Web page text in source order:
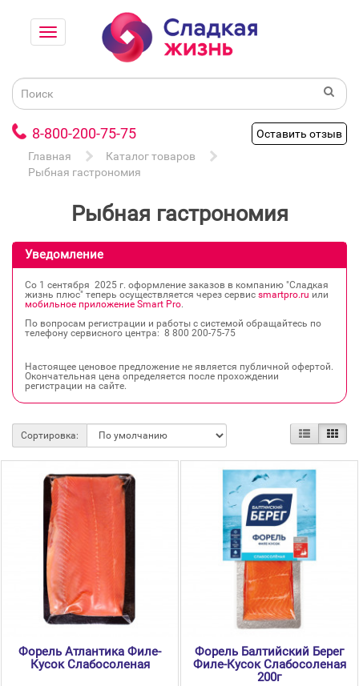
8-800-200-75-75
Оставить отзыв
Главная
Каталог товаров
Рыбная гастрономия
Рыбная гастрономия
Уведомление
Со 1 сентября 2025 г. оформление заказов в компанию "Сладкая
жизнь плюс" теперь осуществляется через сервис smartpro.ru или
мобильное приложение Smart Pro.
По вопросам регистрации и работы с системой обращайтесь по
телефону сервисного центра: 8 800 200‐75‐75
Настоящее ценовое предложение не является публичной офертой.
Окончательная цена определяется после прохождении
регистрации на сайте.
Сортировка:
Форель Атлантика Филе-
Кусок Слабосоленая
Форель Балтийский Берег
Филе-Кусок Слабосоленая
200г